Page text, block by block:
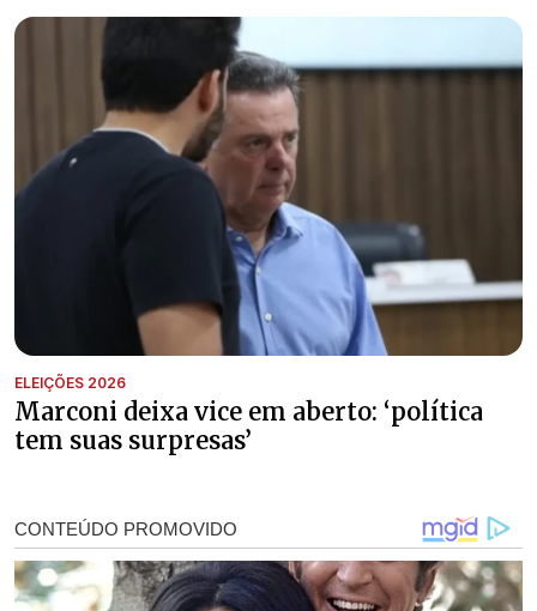
ELEIÇÕES 2026
Marconi deixa vice em aberto: ‘política
tem suas surpresas’